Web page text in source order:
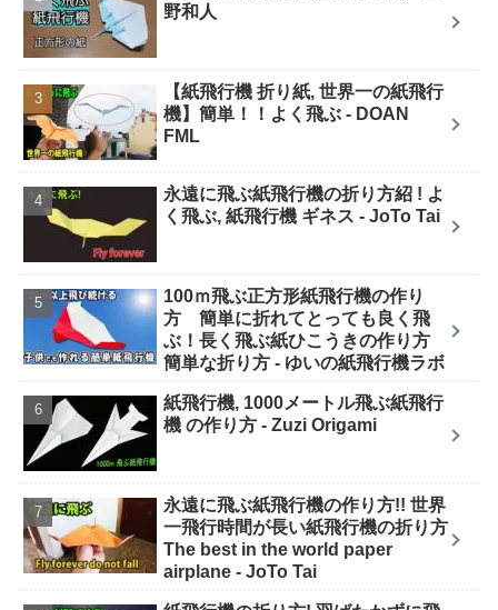
野和人
【紙飛行機 折り紙, 世界一の紙飛行
機】簡単！！よく飛ぶ - DOAN
FML
永遠に飛ぶ紙飛行機の折り方紹 ! よ
く飛ぶ, 紙飛行機 ギネス - JoTo Tai
100ｍ飛ぶ正方形紙飛行機の作り
方 簡単に折れてとっても良く飛
ぶ！長く飛ぶ紙ひこうきの作り方
簡単な折り方 - ゆいの紙飛行機ラボ
紙飛行機, 1000メートル飛ぶ紙飛行
機 の作り方 - Zuzi Origami
永遠に飛ぶ紙飛行機の作り方!! 世界
一飛行時間が長い紙飛行機の折り方
The best in the world paper
airplane - JoTo Tai